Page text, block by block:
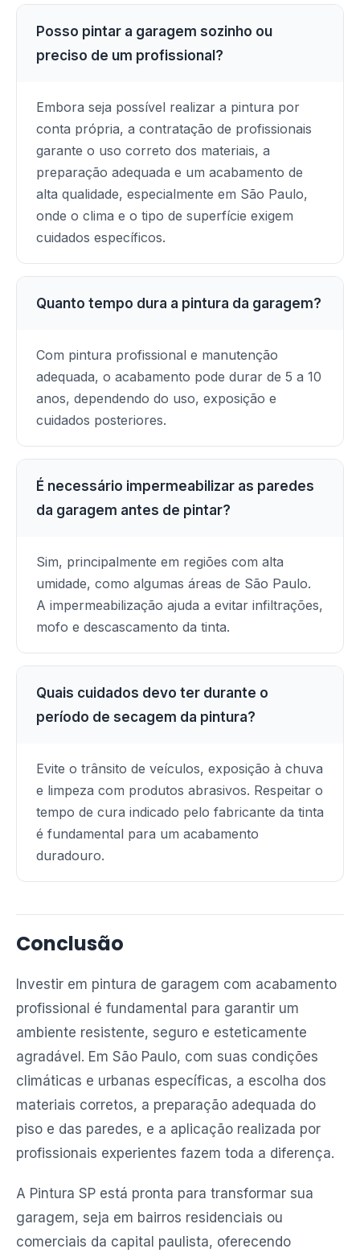
Posso pintar a garagem sozinho ou
preciso de um profissional?
Embora seja possível realizar a pintura por
conta própria, a contratação de profissionais
garante o uso correto dos materiais, a
preparação adequada e um acabamento de
alta qualidade, especialmente em São Paulo,
onde o clima e o tipo de superfície exigem
cuidados específicos.
Quanto tempo dura a pintura da garagem?
Com pintura profissional e manutenção
adequada, o acabamento pode durar de 5 a 10
anos, dependendo do uso, exposição e
cuidados posteriores.
É necessário impermeabilizar as paredes
da garagem antes de pintar?
Sim, principalmente em regiões com alta
umidade, como algumas áreas de São Paulo.
A impermeabilização ajuda a evitar infiltrações,
mofo e descascamento da tinta.
Quais cuidados devo ter durante o
período de secagem da pintura?
Evite o trânsito de veículos, exposição à chuva
e limpeza com produtos abrasivos. Respeitar o
tempo de cura indicado pelo fabricante da tinta
é fundamental para um acabamento
duradouro.
Conclusão
Investir em pintura de garagem com acabamento
profissional é fundamental para garantir um
ambiente resistente, seguro e esteticamente
agradável. Em São Paulo, com suas condições
climáticas e urbanas específicas, a escolha dos
materiais corretos, a preparação adequada do
piso e das paredes, e a aplicação realizada por
profissionais experientes fazem toda a diferença.
A Pintura SP está pronta para transformar sua
garagem, seja em bairros residenciais ou
comerciais da capital paulista, oferecendo